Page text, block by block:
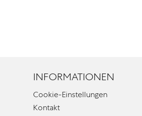
INFORMATIONEN
Cookie-Einstellungen
Kontakt